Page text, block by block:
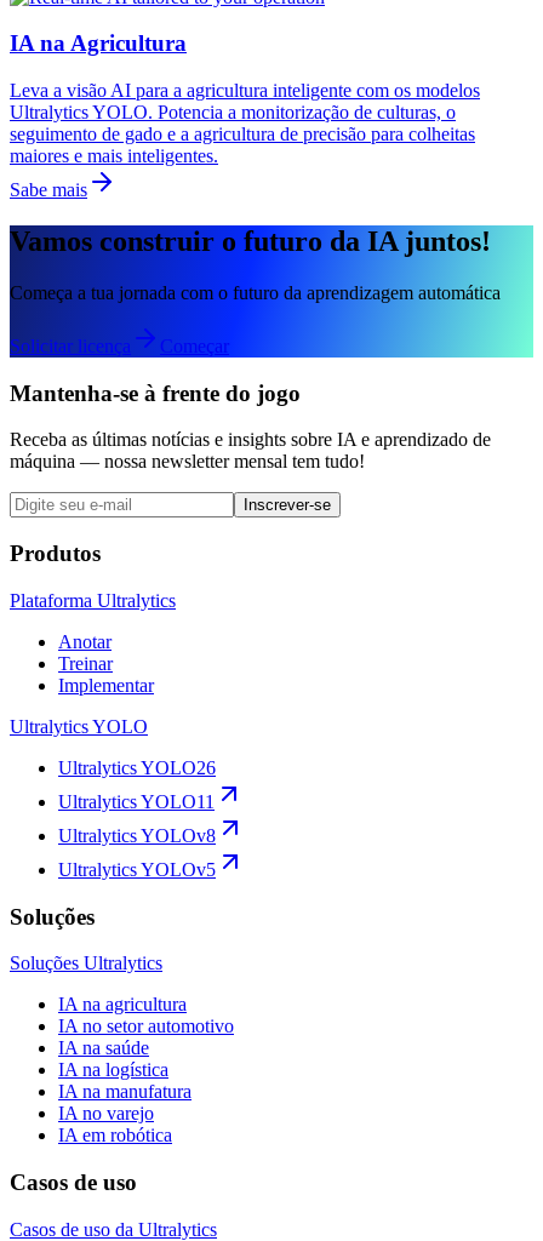
IA na Agricultura
Leva a visão AI para a agricultura inteligente com os modelos
Ultralytics YOLO. Potencia a monitorização de culturas, o
seguimento de gado e a agricultura de precisão para colheitas
maiores e mais inteligentes.
Sabe mais
Vamos construir o futuro da IA juntos!
Começa a tua jornada com o futuro da aprendizagem automática
Solicitar licença Começar
Mantenha-se à frente do jogo
Receba as últimas notícias e insights sobre IA e aprendizado de
máquina — nossa newsletter mensal tem tudo!
Inscrever-se
Produtos
Plataforma Ultralytics
Anotar
Treinar
Implementar
Ultralytics YOLO
Ultralytics YOLO26
Ultralytics YOLO11
Ultralytics YOLOv8
Ultralytics YOLOv5
Soluções
Soluções Ultralytics
IA na agricultura
IA no setor automotivo
IA na saúde
IA na logística
IA na manufatura
IA no varejo
IA em robótica
Casos de uso
Casos de uso da Ultralytics